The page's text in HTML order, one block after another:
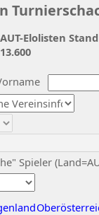
Spieler
AUT-Elolisten
13.600